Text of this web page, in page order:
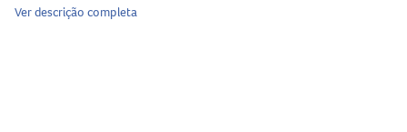
essenciais para o organismo. Seu
Ver descrição completa